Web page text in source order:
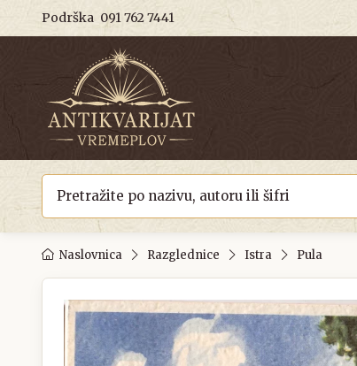
Podrška 091 762 7441
Naslovnica Razglednice Istra Pula